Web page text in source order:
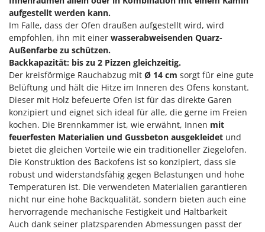
M
Mähroboter
Maisentkörnungsmaschinen
Manuelle Heckenscheren
Mehrzweck-Sauggeräte
Minibacköfen
Motorhacken - Gartenfräsen
Motorspritzen
Mulcher für Traktor
N
Notstromaggregat
Nudelmaschinen
O
Obstmühlen Obsthäcksler Obstmuser
Famag
Famur
FARMER
FBC
Ferrari Group
Ferroni
Ferrua
FIAC
FIEM
Fimar
FINI
Fiorentini
aufgestellt werden kann.
Im Falle, dass der Ofen draußen aufgestellt wird, wird
empfohlen, ihn mit einer wasserabweisenden Quarz-
Außenfarbe zu schützen.
Backkapazität: bis zu 2 Pizzen gleichzeitig.
Der kreisförmige Rauchabzug mit Ø 14 cm sorgt für eine gute
Belüftung und hält die Hitze im Inneren des Ofens konstant.
Dieser mit Holz befeuerte Ofen ist für das direkte Garen
konzipiert und eignet sich ideal für alle, die gerne im Freien
kochen. Die Brennkammer ist, wie erwähnt, Innen mit
feuerfesten Materialien und Gussbeton ausgekleidet und
bietet die gleichen Vorteile wie ein traditioneller Ziegelofen.
Die Konstruktion des Backofens ist so konzipiert, dass sie
robust und widerstandsfähig gegen Belastungen und hohe
Temperaturen ist. Die verwendeten Materialien garantieren
nicht nur eine hohe Backqualität, sondern bieten auch eine
hervorragende mechanische Festigkeit und Haltbarkeit
Auch dank seiner platzsparenden Abmessungen passt der